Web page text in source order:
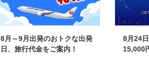
8月～9月出発のおトクな出発
日、旅行代金をご案内！
8月24
15,000